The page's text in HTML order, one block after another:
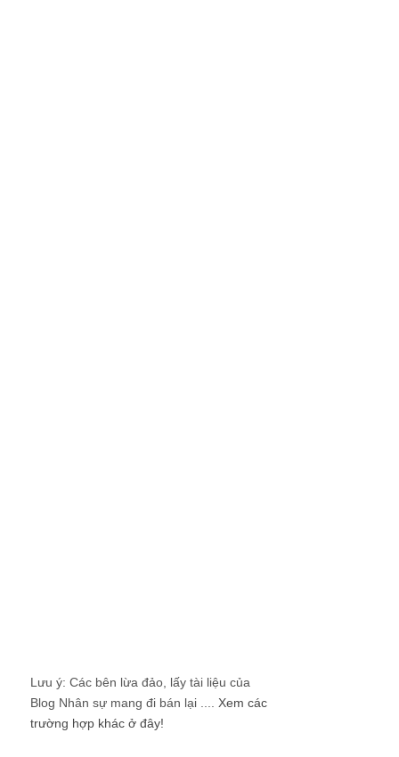
Lưu ý: Các bên lừa đảo, lấy tài liệu của
Blog Nhân sự mang đi bán lại .... Xem các
trường hợp khác ở đây!